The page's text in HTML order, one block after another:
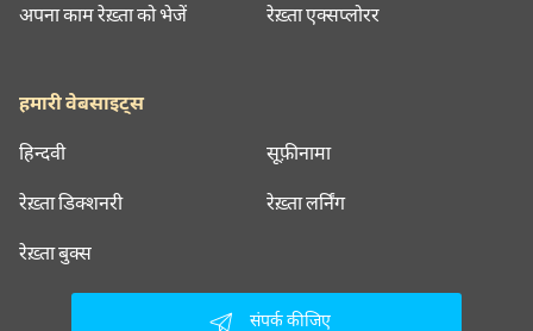
अपना काम रेख़्ता को भेजें रेख़्ता एक्सप्लोरर
हमारी वेबसाइट्स
हिन्दवी सूफ़ीनामा
रेख़्ता डिक्शनरी रेख़्ता लर्निंग
रेख़्ता बुक्स
संपर्क कीजिए